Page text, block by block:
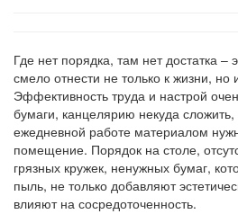
Где нет порядка, там нет достатка –
смело отнести не только к жизни, но
Эффективность труда и настрой
бумаги, канцелярию некуда
ежедневной работе материалом
помещение. Порядок на столе,
грязных кружек, ненужных бумаг,
пыль, не только добавляют
влияют на сосредоточенность.